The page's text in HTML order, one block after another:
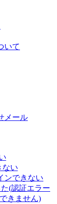
いて
メール
ない
ンできない
(認証エラー
きません)